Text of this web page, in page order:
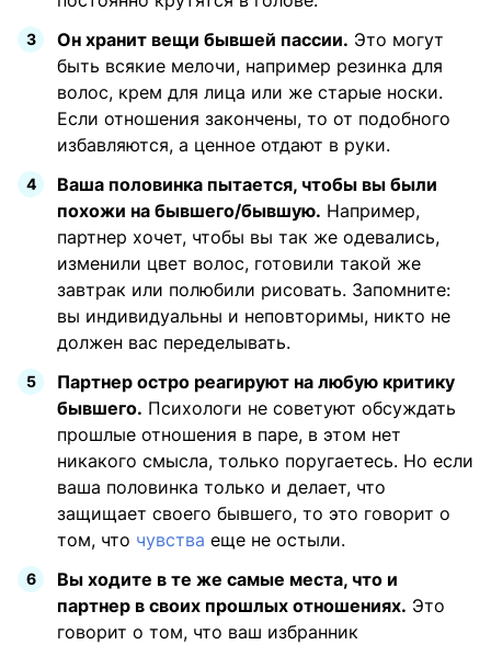
Он хранит вещи бывшей пассии. Это могут
быть всякие мелочи, например резинка для
волос, крем для лица или же старые носки.
Если отношения закончены, то от подобного
избавляются, а ценное отдают в руки.
Ваша половинка пытается, чтобы вы были
похожи на бывшего/бывшую. Например,
партнер хочет, чтобы вы так же одевались,
изменили цвет волос, готовили такой же
завтрак или полюбили рисовать. Запомните:
вы индивидуальны и неповторимы, никто не
должен вас переделывать.
Партнер остро реагируют на любую критику
бывшего. Психологи не советуют обсуждать
прошлые отношения в паре, в этом нет
никакого смысла, только поругаетесь. Но если
ваша половинка только и делает, что
защищает своего бывшего, то это говорит о
том, что чувства еще не остыли.
Вы ходите в те же самые места, что и
партнер в своих прошлых отношениях. Это
говорит о том, что ваш избранник